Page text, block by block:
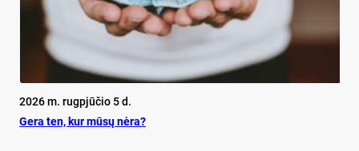
2026 m. rugpjūčio 5 d.
Ge­ra ten, kur mū­sų nė­ra?